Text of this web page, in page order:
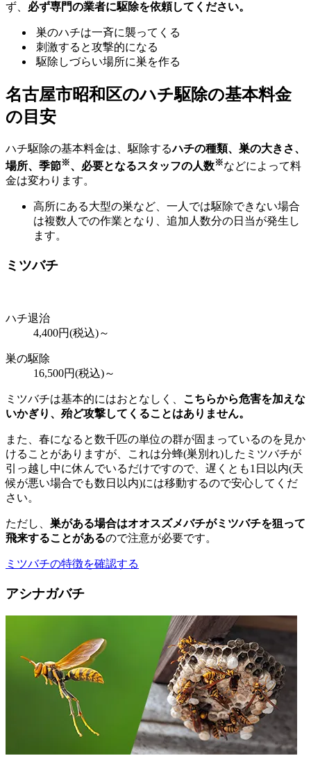
ず、 必ず専門の業者に駆除を依頼してください。
巣のハチは一斉に襲ってくる
刺激すると攻撃的になる
駆除しづらい場所に巣を作る
名古屋市昭和区のハチ駆除の基本料金
の目安
ハチ駆除の基本料金は、駆除するハチの種類、巣の大きさ、
場所、季節※、必要となるスタッフの人数※などによって料
金は変わります。
高所にある大型の巣など、一人では駆除できない場合
は複数人での作業となり、追加人数分の日当が発生し
ます。
ミツバチ
ハチ退治
4,400円(税込)～
巣の駆除
16,500円(税込)～
ミツバチは基本的にはおとなしく、 こちらから危害を加えな
いかぎり、殆ど攻撃してくることはありません。
また、春になると数千匹の単位の群が固まっているのを見か
けることがありますが、これは分蜂(巣別れ)したミツバチが
引っ越し中に休んでいるだけですので、遅くとも1日以内(天
候が悪い場合でも数日以内)には移動するので安心してくだ
さい。
ただし、 巣がある場合はオオスズメバチがミツバチを狙って
飛来することがあるので注意が必要です。
ミツバチの特徴を確認する
アシナガバチ